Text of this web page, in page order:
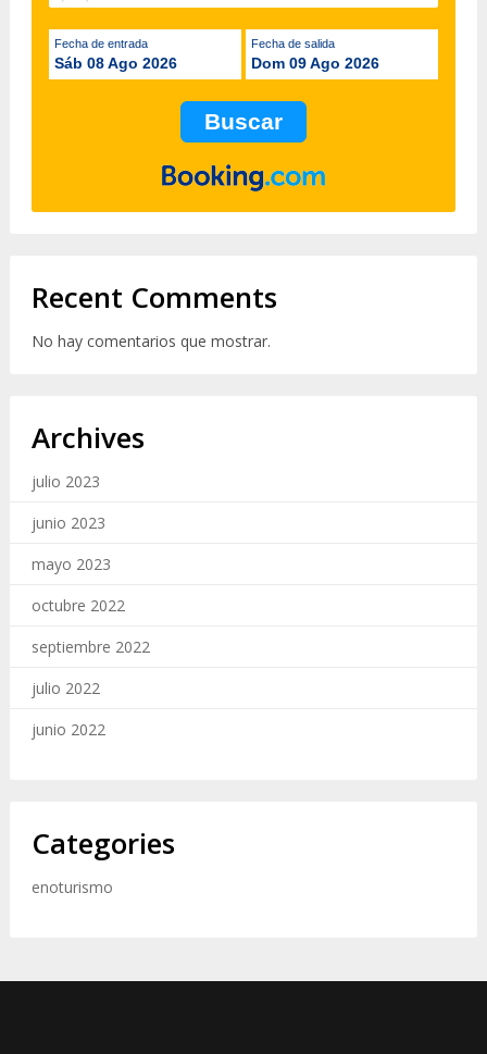
Fecha de entrada
Sáb 08 Ago 2026
Fecha de salida
Dom 09 Ago 2026
Recent Comments
No hay comentarios que mostrar.
Archives
julio 2023
junio 2023
mayo 2023
octubre 2022
septiembre 2022
julio 2022
junio 2022
Categories
enoturismo